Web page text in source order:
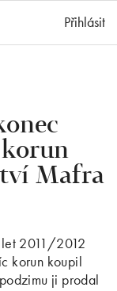
Přihlásit
Mafra
let 2011/2012
korun koupil
ji prodal